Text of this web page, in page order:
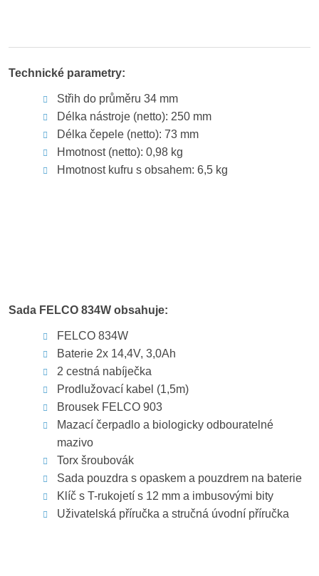
Technické parametry:
Střih do průměru 34 mm
Délka nástroje (netto): 250 mm
Délka čepele (netto): 73 mm
Hmotnost (netto): 0,98 kg
Hmotnost kufru s obsahem: 6,5 kg
Sada FELCO 834W obsahuje:
FELCO 834W
Baterie 2x 14,4V, 3,0Ah
2 cestná nabíječka
Prodlužovací kabel (1,5m)
Brousek FELCO 903
Mazací čerpadlo a biologicky odbouratelné
mazivo
Torx šroubovák
Sada pouzdra s opaskem a pouzdrem na baterie
Klíč s T-rukojetí s 12 mm a imbusovými bity
Uživatelská příručka a stručná úvodní příručka